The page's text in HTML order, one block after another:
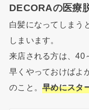
DECORAの医療
白髪になってしまう
しまいます。
来店される方は、40
早くやっておけばよ
のこと。早めにスタ